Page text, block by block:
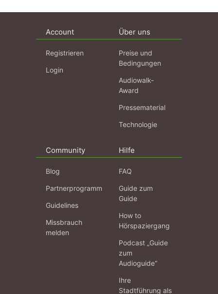
Account
Registrieren
Login
Über uns
Preise und
Bedingungen
Audiowalk-
Award
Pressematerial
Technologie
Community
Blog
Partnerprogramm
Guidelines
Missbrauch
melden
Hilfe
FAQ
Guide zum
Guide
How to
Hörspaziergang
Podcast „Guide
zum
Audioguide“
Ihre
Stadtführung als